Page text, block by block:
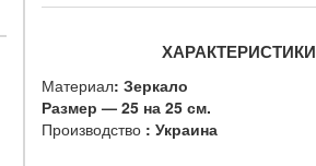
ХАРАКТЕРИСТИКИ
Материал: Зеркало
Размер — 25 на 25 см.
Производство : Украина